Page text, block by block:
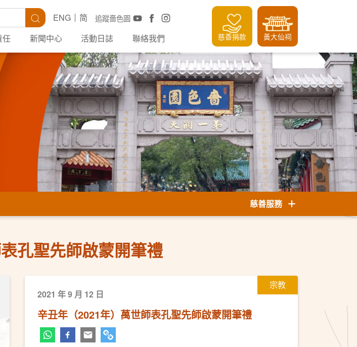
搜尋 追蹤嗇色園
ENG
简
任 新聞中心 活動日誌 聯絡我們 慈善捐款 黃大仙祠
慈善服務
孔聖先師啟蒙開筆禮
宗教
2021 年 9 月 12 日
辛丑年（2021年）萬世師表孔聖先師啟蒙開筆禮